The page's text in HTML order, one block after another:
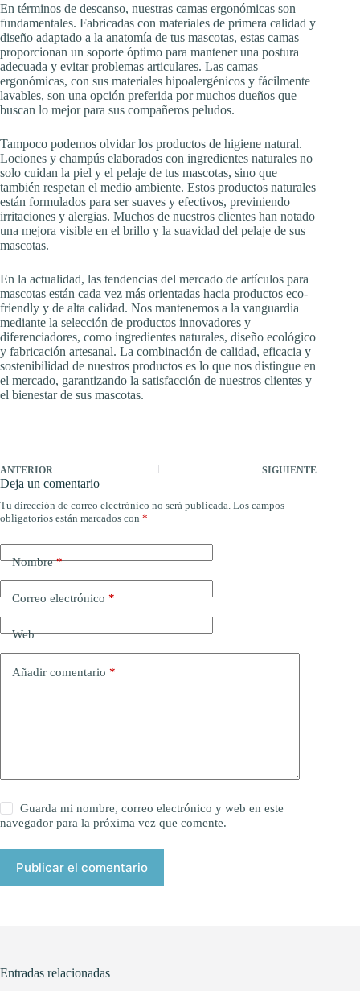
En términos de descanso, nuestras camas ergonómicas son
fundamentales. Fabricadas con materiales de primera calidad y
diseño adaptado a la anatomía de tus mascotas, estas camas
proporcionan un soporte óptimo para mantener una postura
adecuada y evitar problemas articulares. Las camas
ergonómicas, con sus materiales hipoalergénicos y fácilmente
lavables, son una opción preferida por muchos dueños que
buscan lo mejor para sus compañeros peludos.
Tampoco podemos olvidar los productos de higiene natural.
Lociones y champús elaborados con ingredientes naturales no
solo cuidan la piel y el pelaje de tus mascotas, sino que
también respetan el medio ambiente. Estos productos naturales
están formulados para ser suaves y efectivos, previniendo
irritaciones y alergias. Muchos de nuestros clientes han notado
una mejora visible en el brillo y la suavidad del pelaje de sus
mascotas.
En la actualidad, las tendencias del mercado de artículos para
mascotas están cada vez más orientadas hacia productos eco-
friendly y de alta calidad. Nos mantenemos a la vanguardia
mediante la selección de productos innovadores y
diferenciadores, como ingredientes naturales, diseño ecológico
y fabricación artesanal. La combinación de calidad, eficacia y
sostenibilidad de nuestros productos es lo que nos distingue en
el mercado, garantizando la satisfacción de nuestros clientes y
el bienestar de sus mascotas.
ANTERIOR SIGUIENTE
Deja un comentario
Tu dirección de correo electrónico no será publicada. Los campos
obligatorios están marcados con *
Nombre*
Correo electrónico*
Web
Añadir comentario *
Guarda mi nombre, correo electrónico y web en este
navegador para la próxima vez que comente.
Publicar el comentario
Entradas relacionadas